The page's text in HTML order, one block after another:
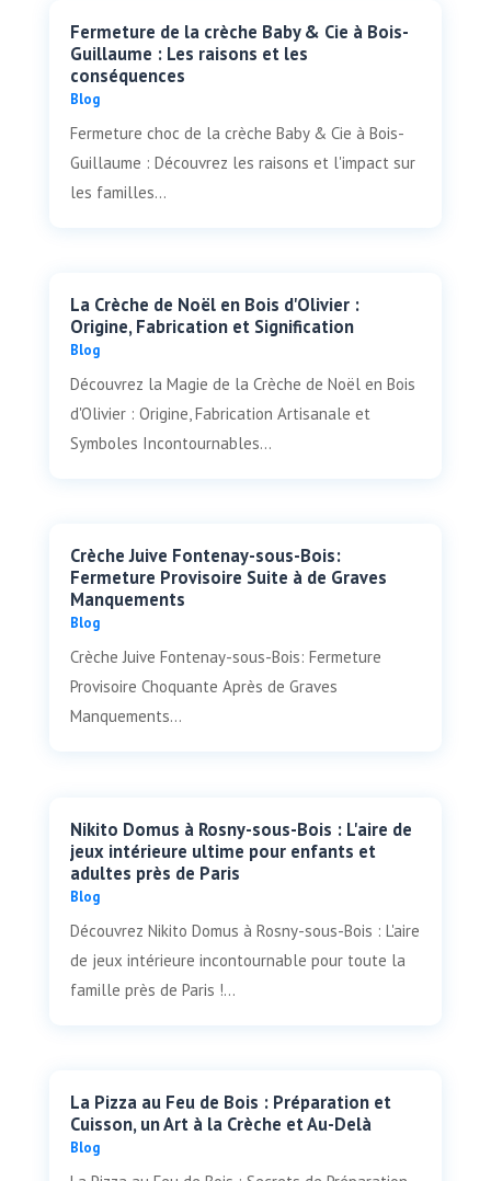
Fermeture de la crèche Baby & Cie à Bois-
Guillaume : Les raisons et les
conséquences
Blog
Fermeture choc de la crèche Baby & Cie à Bois-
Guillaume : Découvrez les raisons et l'impact sur
les familles...
La Crèche de Noël en Bois d'Olivier :
Origine, Fabrication et Signification
Blog
Découvrez la Magie de la Crèche de Noël en Bois
d'Olivier : Origine, Fabrication Artisanale et
Symboles Incontournables...
Crèche Juive Fontenay-sous-Bois:
Fermeture Provisoire Suite à de Graves
Manquements
Blog
Crèche Juive Fontenay-sous-Bois: Fermeture
Provisoire Choquante Après de Graves
Manquements...
Nikito Domus à Rosny-sous-Bois : L'aire de
jeux intérieure ultime pour enfants et
adultes près de Paris
Blog
Découvrez Nikito Domus à Rosny-sous-Bois : L'aire
de jeux intérieure incontournable pour toute la
famille près de Paris !...
La Pizza au Feu de Bois : Préparation et
Cuisson, un Art à la Crèche et Au-Delà
Blog